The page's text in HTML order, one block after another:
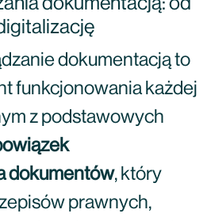
dokumentacją to
funkcjonowania każdej
z podstawowych
dokumentów, który
prawnych,